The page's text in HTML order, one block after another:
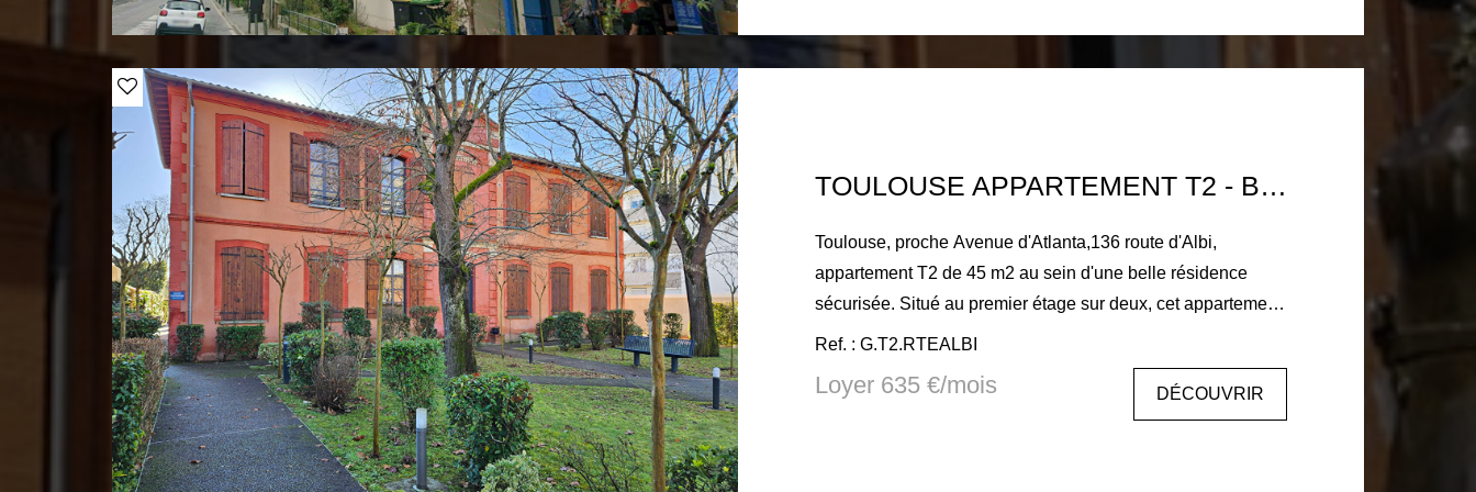
TTC à la charge du locataire 1170€ dont 270€ d'honoraires
d'état des lieux.
TOULOUSE APPARTEMENT T2 - BALCON - PARKING
Toulouse, proche Avenue d'Atlanta,136 route d'Albi,
appartement T2 de 45 m2 au sein d'une belle résidence
sécurisée. Situé au premier étage sur deux, cet appartement
comprend une entrée, une salle de bain, wc séparé, une
chambre, une belle pièce de vie avec coin cuisine et balcon.
Appartement en très bon état. Branchement machine à laver
et lave vaisselle. Place de parking en sous sol. Libre le 3
Ref. : G.T2.RTEALBI
Loyer 635 €/mois DÉCOUVRIR